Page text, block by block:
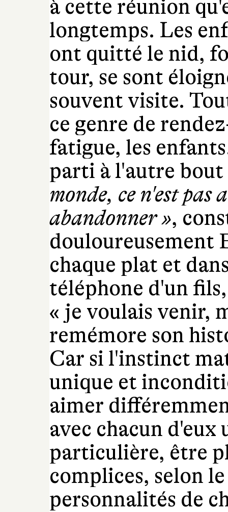
à cette réunion
longtemps. Les
ont quitté le nid,
tour, se sont
souvent visite.
ce genre de
fatigue, les
parti à l'autre
monde, ce n'est pas
abandonner »,
douloureusement
chaque plat et
téléphone d'un
« je voulais venir,
remémore son
Car si l'instinct
unique et
aimer
avec chacun d'eux
particulière, être
complices, selon
personnalités de